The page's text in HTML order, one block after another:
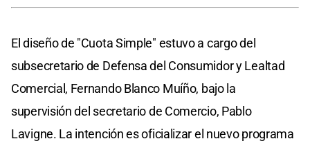
El diseño de "Cuota Simple" estuvo a cargo del
subsecretario de Defensa del Consumidor y Lealtad
Comercial, Fernando Blanco Muíño, bajo la
supervisión del secretario de Comercio, Pablo
Lavigne. La intención es oficializar el nuevo programa